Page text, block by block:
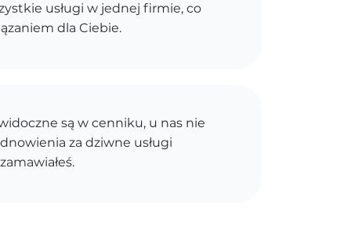
usługi w jednej firmie, co
dla Ciebie.
są w cenniku, u nas nie
za dziwne usługi